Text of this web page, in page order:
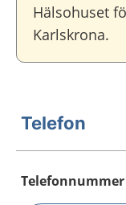
Hälsohuset
Karlskrona.
Telefon
Telefonnummer